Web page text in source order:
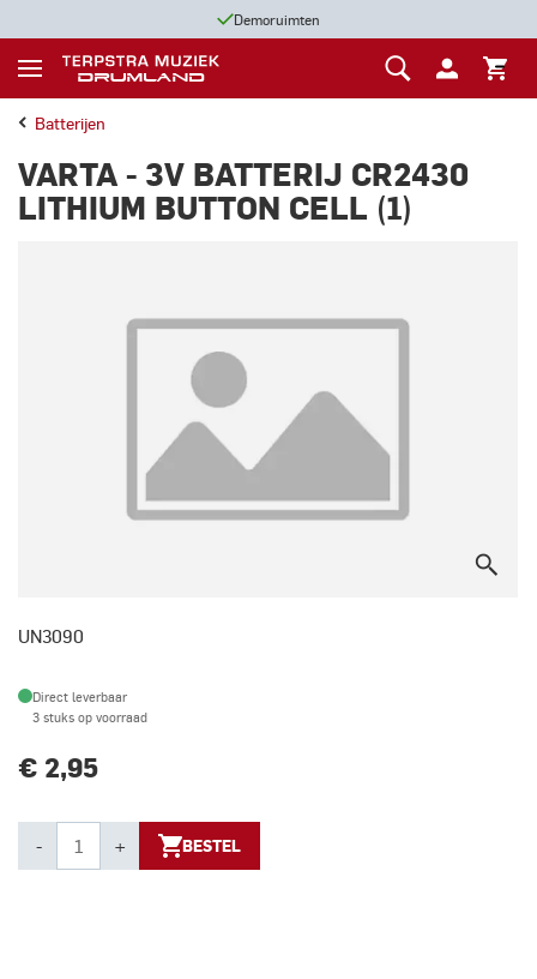
Demoruimten
Batterijen
VARTA - 3V BATTERIJ CR2430
LITHIUM BUTTON CELL (1)
UN3090
Direct leverbaar
3 stuks op voorraad
€ 2,95
- + BESTEL